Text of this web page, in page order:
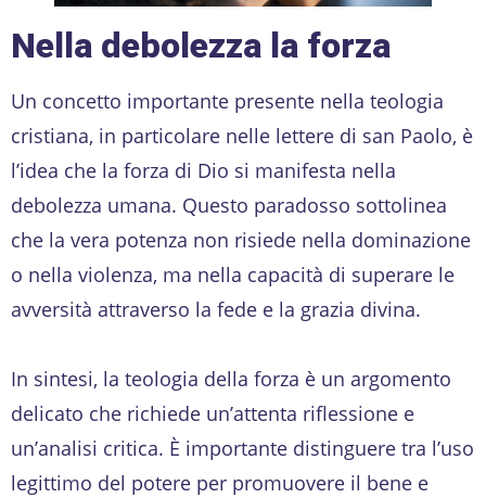
Nella debolezza la forza
Un concetto importante presente nella teologia
cristiana, in particolare nelle lettere di san Paolo, è
l’idea che la forza di Dio si manifesta nella
debolezza umana. Questo paradosso sottolinea
che la vera potenza non risiede nella dominazione
o nella violenza, ma nella capacità di superare le
avversità attraverso la fede e la grazia divina.
In sintesi, la teologia della forza è un argomento
delicato che richiede un’attenta riflessione e
un’analisi critica. È importante distinguere tra l’uso
legittimo del potere per promuovere il bene e